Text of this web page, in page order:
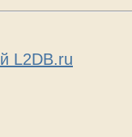
L2DB.ru